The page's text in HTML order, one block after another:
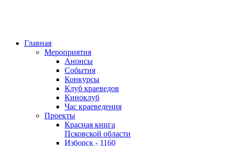
Главная
Мероприятия
Анонсы
События
Конкурсы
Клуб краеведов
Киноклуб
Час краеведения
Проекты
Красная книга
Псковской области
Изборск - 1160